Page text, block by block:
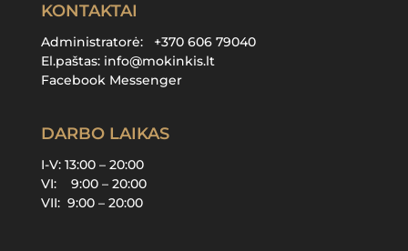
KONTAKTAI
Administratorė: +370 606 79040
El.paštas: info@mokinkis.lt
Facebook Messenger
DARBO LAIKAS
I-V: 13:00 – 20:00
VI: 9:00 – 20:00
VII: 9:00 – 20:00